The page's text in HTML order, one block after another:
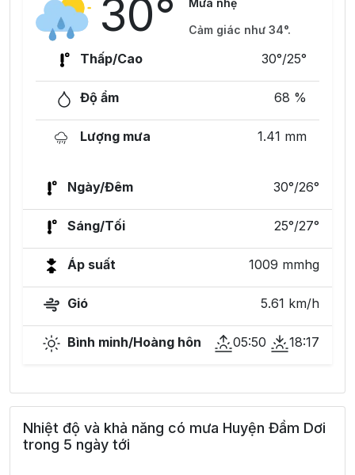
30°
Mưa nhẹ
Cảm giác như 34°.
Thấp/Cao 30°/25°
Độ ẩm 68 %
Lượng mưa 1.41 mm
Ngày/Đêm 30°/26°
Sáng/Tối 25°/27°
Áp suất 1009 mmhg
Gió 5.61 km/h
Bình minh/Hoàng hôn 05:50 18:17
Nhiệt độ và khả năng có mưa Huyện Đầm Dơi
trong 5 ngày tới